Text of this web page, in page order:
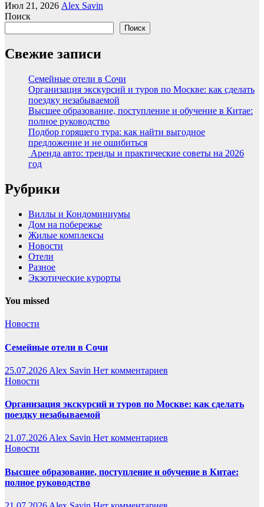
Июл 21, 2026 Alex Savin
Поиск
Поиск
Свежие записи
Семейные отели в Сочи
Организация экскурсий и туров по Москве: как сделать
поездку незабываемой
Высшее образование, поступление и обучение в Китае:
полное руководство
Подбор горящего тура: как найти выгодное
предложение и не ошибиться
Аренда авто: тренды и практические советы на 2026
год
Рубрики
Виллы и Кондоминиумы
Дом на побережье
Жилые комплексы
Новости
Отели
Разное
Экзотические курорты
You missed
Новости
Семейные отели в Сочи
25.07.2026 Alex Savin Нет комментариев
Новости
Организация экскурсий и туров по Москве: как сделать
поездку незабываемой
21.07.2026Alex Savin Нет комментариев
Новости
Высшее образование, поступление и обучение в Китае:
полное руководство